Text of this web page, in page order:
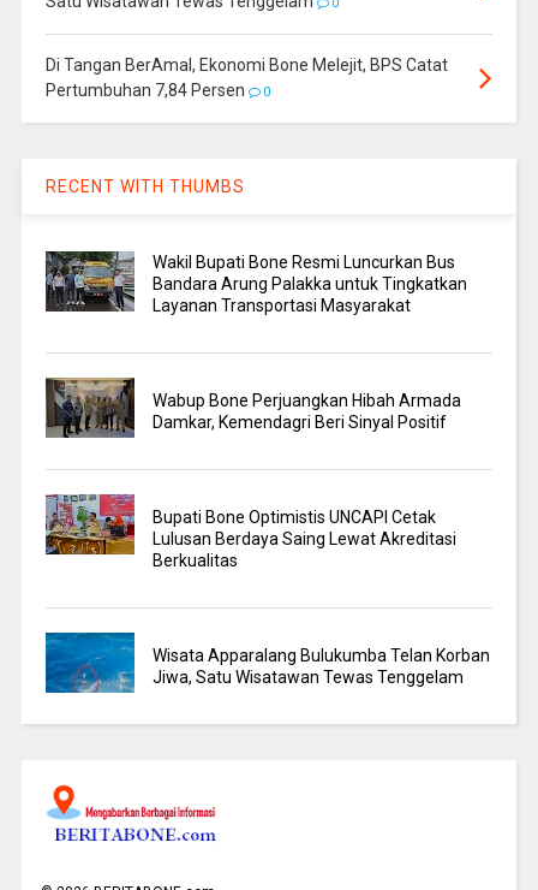
0
Di Tangan BerAmal, Ekonomi Bone Melejit, BPS Catat
Pertumbuhan 7,84 Persen
0
RECENT WITH THUMBS
Wakil Bupati Bone Resmi Luncurkan Bus
Bandara Arung Palakka untuk Tingkatkan
Layanan Transportasi Masyarakat
Wabup Bone Perjuangkan Hibah Armada
Damkar, Kemendagri Beri Sinyal Positif
Bupati Bone Optimistis UNCAPI Cetak
Lulusan Berdaya Saing Lewat Akreditasi
Berkualitas
Wisata Apparalang Bulukumba Telan Korban
Jiwa, Satu Wisatawan Tewas Tenggelam